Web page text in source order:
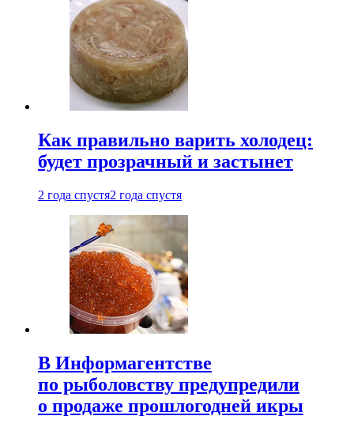
Как правильно варить холодец:
будет прозрачный и застынет
2 года спустя2 года спустя
В Информагентстве
по рыболовству предупредили
о продаже прошлогодней икры